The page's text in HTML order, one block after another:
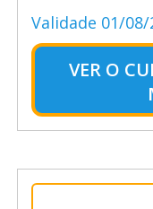
Validade 01/08/
VER O